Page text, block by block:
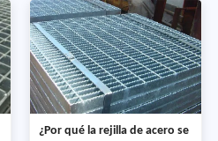
proteger la tubería del medio
ambiente o del medio
transportado,
¿Por qué la rejilla de acero se